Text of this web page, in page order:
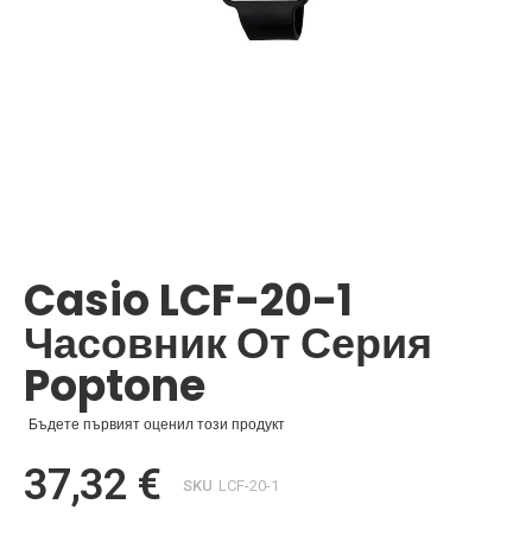
на
галерия
със
снимки
Casio LCF-20-1
Часовник От Серия
Poptone
Бъдете първият оценил този продукт
37,32 € SKU LCF-20-1